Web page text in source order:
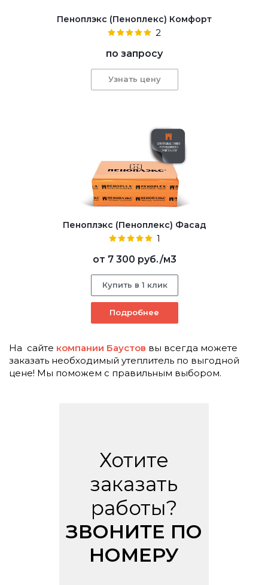
Пеноплэкс (Пеноплекс) Комфорт
2
по запросу
Узнать цену
Пеноплэкс (Пеноплекс) Фасад
1
от 7 300 руб./м3
Купить в 1 клик
Подробнее
На сайте компании Баустов вы всегда можете
заказать необходимый утеплитель по выгодной
цене! Мы поможем с правильным выбором.
Хотите
заказать
работы?
ЗВОНИТЕ ПО
НОМЕРУ